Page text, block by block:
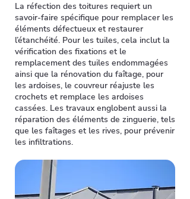
La réfection des toitures requiert un
savoir-faire spécifique pour remplacer les
éléments défectueux et restaurer
l’étanchéité. Pour les tuiles, cela inclut la
vérification des fixations et le
remplacement des tuiles endommagées
ainsi que la rénovation du faîtage, pour
les ardoises, le couvreur réajuste les
crochets et remplace les ardoises
cassées. Les travaux englobent aussi la
réparation des éléments de zinguerie, tels
que les faîtages et les rives, pour prévenir
les infiltrations.